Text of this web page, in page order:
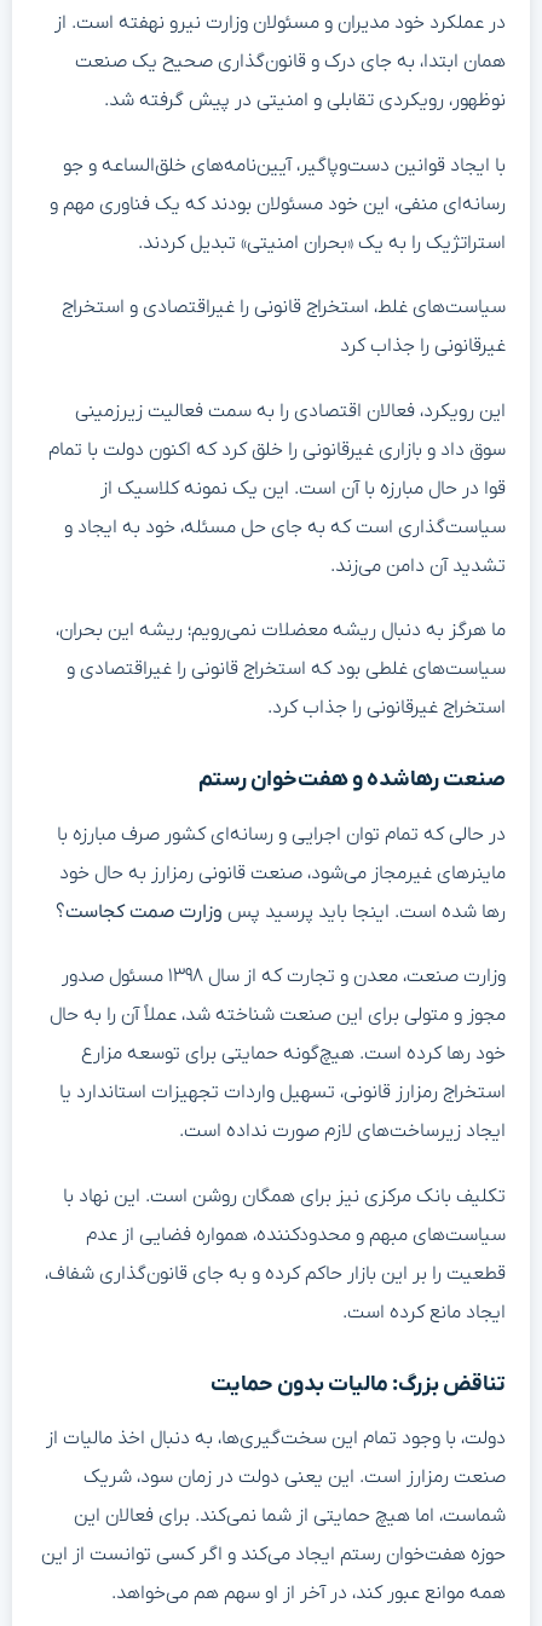
در عملکرد خود مدیران و مسئولان وزارت نیرو نهفته است. از
همان ابتدا، به جای درک و قانون‌گذاری صحیح یک صنعت
نوظهور، رویکردی تقابلی و امنیتی در پیش گرفته شد.
با ایجاد قوانین دست‌وپاگیر، آیین‌نامه‌های خلق‌الساعه و جو
رسانه‌ای منفی، این خود مسئولان بودند که یک فناوری مهم و
استراتژیک را به یک «بحران امنیتی» تبدیل کردند.
سیاست‌های غلط، استخراج قانونی را غیراقتصادی و استخراج
غیرقانونی را جذاب کرد
این رویکرد، فعالان اقتصادی را به سمت فعالیت زیرزمینی
سوق داد و بازاری غیرقانونی را خلق کرد که اکنون دولت با تمام
قوا در حال مبارزه با آن است. این یک نمونه کلاسیک از
سیاست‌گذاری است که به جای حل مسئله، خود به ایجاد و
تشدید آن دامن می‌زند.
ما هرگز به دنبال ریشه معضلات نمی‌رویم؛ ریشه این بحران،
سیاست‌های غلطی بود که استخراج قانونی را غیراقتصادی و
استخراج غیرقانونی را جذاب کرد.
صنعت رهاشده و هفت‌خوان رستم
در حالی که تمام توان اجرایی و رسانه‌ای کشور صرف مبارزه با
ماینرهای غیرمجاز می‌شود، صنعت قانونی رمزارز به حال خود
رها شده است. اینجا باید پرسید پس وزارت صمت کجاست؟
وزارت صنعت، معدن و تجارت که از سال ۱۳۹۸ مسئول صدور
مجوز و متولی برای این صنعت شناخته شد، عملاً آن را به حال
خود رها کرده است. هیچ‌گونه حمایتی برای توسعه مزارع
استخراج رمزارز قانونی، تسهیل واردات تجهیزات استاندارد یا
ایجاد زیرساخت‌های لازم صورت نداده است.
تکلیف بانک مرکزی نیز برای همگان روشن است. این نهاد با
سیاست‌های مبهم و محدودکننده، همواره فضایی از عدم
قطعیت را بر این بازار حاکم کرده و به جای قانون‌گذاری شفاف،
ایجاد مانع کرده است.
تناقض بزرگ: مالیات بدون حمایت
دولت، با وجود تمام این سخت‌گیری‌ها، به دنبال اخذ مالیات از
صنعت رمزارز است. این یعنی دولت در زمان سود، شریک
شماست، اما هیچ حمایتی از شما نمی‌کند. برای فعالان این
حوزه هفت‌خوان رستم ایجاد می‌کند و اگر کسی توانست از این
همه موانع عبور کند، در آخر از او سهم هم می‌خواهد.